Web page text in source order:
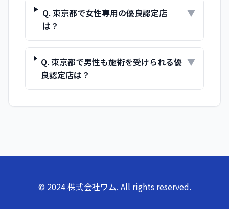
Q.東京都で女性専用の優良認定店
は？
▼
Q.東京都で男性も施術を受けられる優
良認定店は？
▼
© 2024 株式会社ワム. All rights reserved.